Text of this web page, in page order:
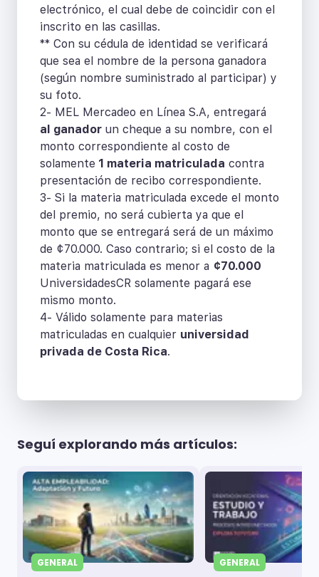
electrónico, el cual debe de coincidir con el
inscrito en las casillas.
** Con su cédula de identidad se verificará
que sea el nombre de la persona ganadora
(según nombre suministrado al participar) y
su foto.
2- MEL Mercadeo en Línea S.A, entregará
al ganador un cheque a su nombre, con el
monto correspondiente al costo de
solamente 1 materia matriculada contra
presentación de recibo correspondiente.
3- Si la materia matriculada excede el monto
del premio, no será cubierta ya que el
monto que se entregará será de un máximo
de ¢70.000. Caso contrario; si el costo de la
materia matriculada es menor a ¢70.000
UniversidadesCR solamente pagará ese
mismo monto.
4- Válido solamente para materias
matriculadas en cualquier universidad
privada de Costa Rica.
Seguí explorando más artículos:
GENERAL GENERAL